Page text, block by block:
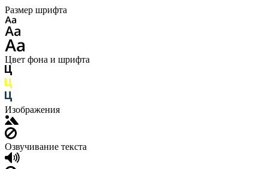
Размер шрифта
Цвет фона и шрифта
Изображения
Озвучивание текста